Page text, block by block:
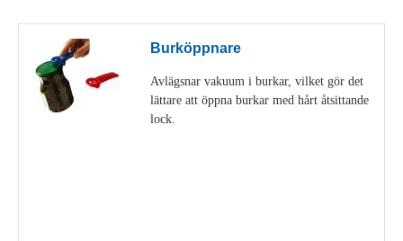
Burköppnare
Avlägsnar vakuum i burkar, vilket gör det
lättare att öppna burkar med hårt åtsittande
lock.